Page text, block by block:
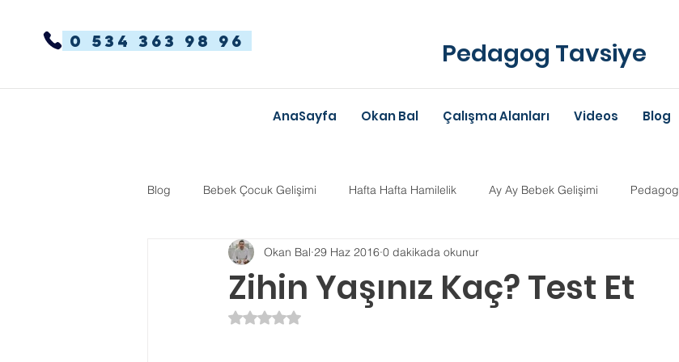
0 534 363 98 96 Pedagog Tavsiye
AnaSayfa Okan Bal Çalışma Alanları Videos Blog
Blog Bebek Çocuk Gelişimi Hafta Hafta Hamilelik Ay Ay Bebek Gelişimi Pedagog
Dikkat Dağınıklığı Hiperaktivite Anne-Baba Eğitimi
Kekemelik TYT-AYT
Zihin Yaşınız Kaç? Test Et
Okan Bal 29 Haz 2016 0 dakikada okunur
5 üzerinden NaN yıldız